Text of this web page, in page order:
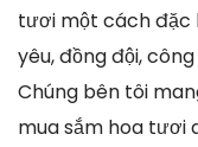
tươi một cách đặc
yêu, đồng đội,
Chúng bên tôi
mua sắm hoa tươi